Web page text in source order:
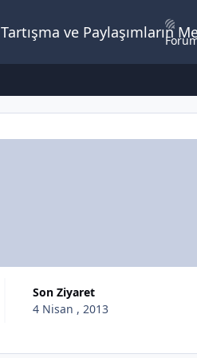
Tartışma ve Paylaşımların
Son Ziyaret
4 Nisan , 2013